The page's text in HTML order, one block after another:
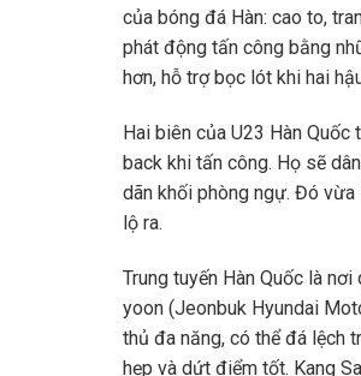
của bóng đá Hàn: cao to,
phát động tấn công bằng
hơn, hỗ trợ bọc lót khi hai
Hai biên của U23 Hàn
back khi tấn công. Họ sẽ
dãn khối phòng ngự. Đó
lộ ra.
Trung tuyến Hàn Quốc là
yoon (Jeonbuk Hyundai
thủ đa năng, có thể đá lệch
hẹp và dứt điểm tốt. Kang